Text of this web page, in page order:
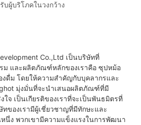
บผู้บริโภคในวงกว้าง
Co.,Ltd เป็นบริษัทที่
ม และผลิตภัณฑ์หลักของเราคือ ซุปหม้อ
งดื่ม โดยให้ความสำคัญกับบุคลากรและ
มุ่งมั่นที่จะนำเสนอผลิตภัณฑ์ที่มี
จ เป็นเกียรติของเราที่จะเป็นพันธมิตรที่
ทของเรามีผู้เชี่ยวชาญที่มีทักษะและ
นึ่ง พวกเขามีความแข็งแรงในการพัฒนา